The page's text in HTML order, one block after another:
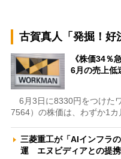
古賀真人「発掘！好
《株価34％
6月の売上低
6月3日に8330円をつけた
7564）の株価は、わずか1
三菱重工が「AIインフラ
運 エヌビディアとの提